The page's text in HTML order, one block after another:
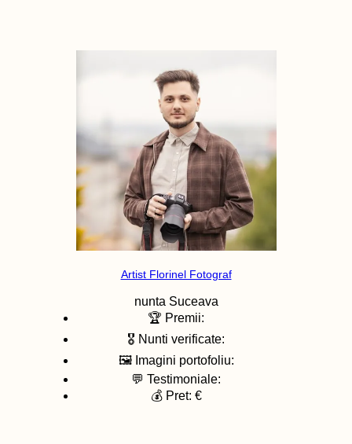
Artist Florinel Fotograf
nunta Suceava
🏆 Premii:
🎖️ Nunti verificate:
🖼️ Imagini portofoliu:
💬 Testimoniale:
💰 Pret: €